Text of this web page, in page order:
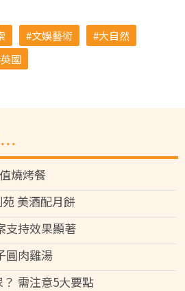
文娛藝術
大自然
英國
燒烤餐
美酒配月餅
支持效果顯著
圓肉雞湯
需注意5大要點